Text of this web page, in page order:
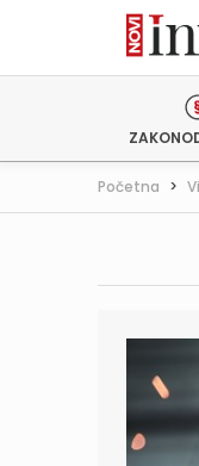
Početna >